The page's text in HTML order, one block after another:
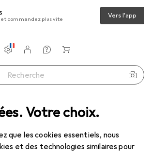
Votre choix.
que les cookies essentiels, nous
et des technologies similaires pour
commandez plus vite Vers l'app
Paramètres
Compte client
Listes de comparaison
Listes d'envies
Panier
Air Optix HydraGlyde pour astigmates 6